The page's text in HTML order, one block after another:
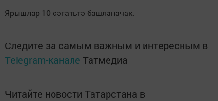
Ярышлар 10 сәгатьтә башланачак.
Следите за самым важным и интересным в
Telegram-канале Татмедиа
Читайте новости Татарстана в